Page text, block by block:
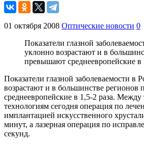
01 октября 2008 Оптические новости 0
Показатели глазной
уклон­но возрастают и в
превышают среднеевропейские в
Показатели глазной заболеваемости в
возрастают и в большинстве
среднеевропейские в 1,5-2 раза.
технологиям сегодня операция по
имплантацией искусственного
минут, а лазерная операция по
секунд.